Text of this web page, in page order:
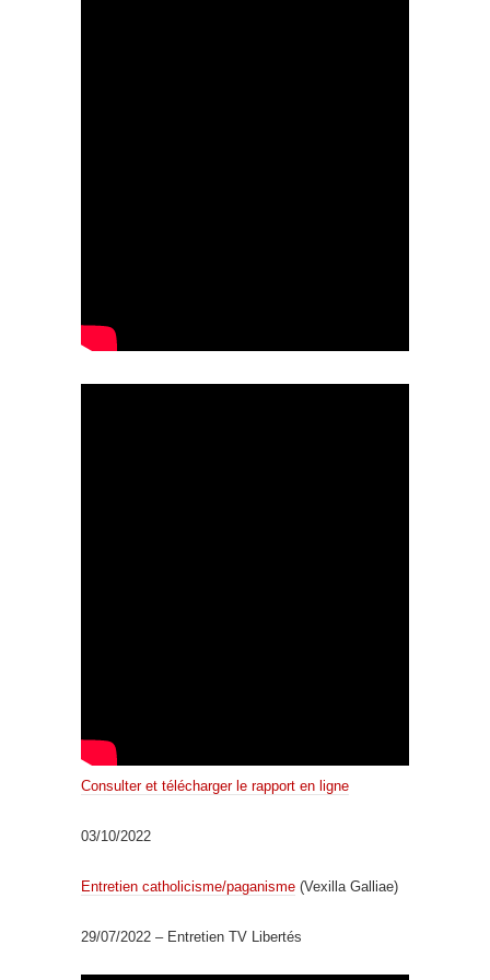
Consulter et télécharger le rapport en ligne
03/10/2022
Entretien catholicisme/paganisme (Vexilla Galliae)
29/07/2022 – Entretien TV Libertés